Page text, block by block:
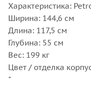
Характеристика:
Ширина: 144,6 см
Длина: 117,5 см
Глубина: 55 см
Вес: 199 кг
Цвет / отделка
"